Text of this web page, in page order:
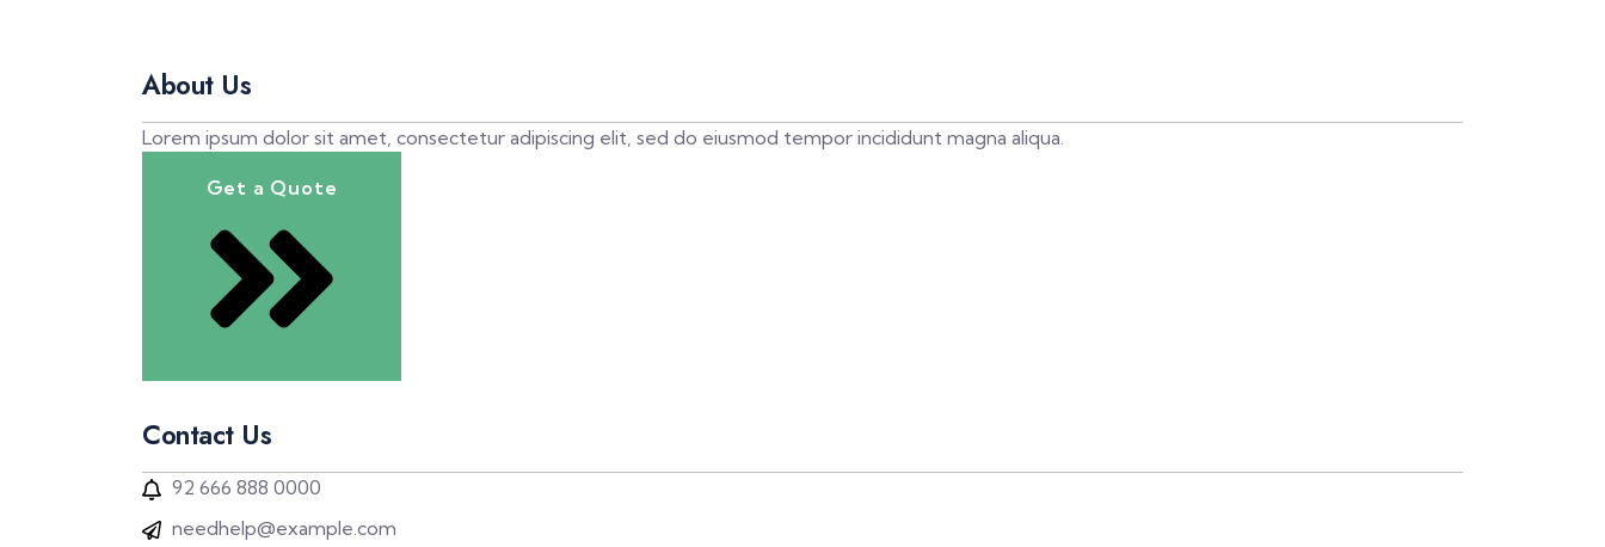
About Us
Lorem ipsum dolor sit amet, consectetur adipiscing elit, sed do eiusmod tempor incididunt magna aliqua.
Get a Quote
Contact Us
92 666 888 0000
needhelp@example.com